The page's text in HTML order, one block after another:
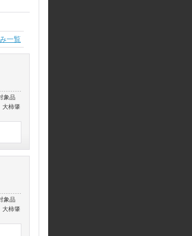
一覧
象品
大柿肇
象品
大柿肇